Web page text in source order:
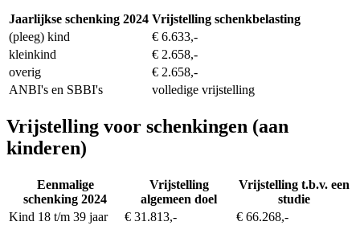
Jaarlijkse schenking 2024 Vrijstelling schenkbelasting
(pleeg) kind
€ 6.633,-
kleinkind
€ 2.658,-
overig
€ 2.658,-
ANBI's en SBBI's
volledige vrijstelling
Vrijstelling voor schenkingen (aan
kinderen)
Eenmalige
schenking 2024
Vrijstelling
algemeen doel
Vrijstelling t.b.v. een
studie
Kind 18 t/m 39 jaar
€ 31.813,- € 66.268,-